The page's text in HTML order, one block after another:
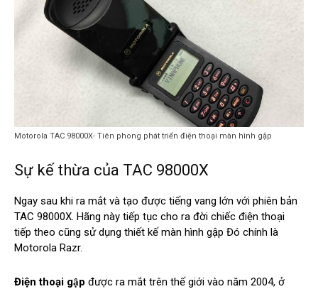
Motorola TAC 98000X- Tiên phong phát triển điện thoại màn hình gập
Sự kế thừa của TAC 98000X
Ngay sau khi ra mắt và tạo được tiếng vang lớn với phiên bản
TAC 98000X. Hãng này tiếp tục cho ra đời chiếc điện thoại
tiếp theo cũng sử dụng thiết kế màn hình gập Đó chính là
Motorola Razr.
Điện thoại gập được ra mắt trên thế giới vào năm 2004, ở